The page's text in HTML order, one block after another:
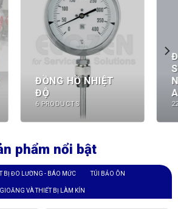
ĐỒNG HỒ ĐO ÁP
SUẤT CHÍNH HÃNG
NUOVA FIMA -
ADCA
22 PRODUCTS
phẩm nổi bật
BỊ ĐO LƯỜNG - BÁO MỨC TÚI BẢO ÔN
VÀ THIẾT BỊ LÀM KÍN